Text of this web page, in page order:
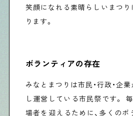
笑顔になれる素晴らしいまつ
ります。
ボランティアの存在
みなとまつりは市民・行政・企
し運営している市民祭です。
場者を迎えるために、多くの